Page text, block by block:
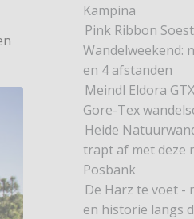
Kampina
Pink Ribbon
Wandelweekend:
en 4 afstanden
Meindl Eldora
Gore-Tex
Heide
trapt af met deze
Posbank
De Harz te voet
en historie langs